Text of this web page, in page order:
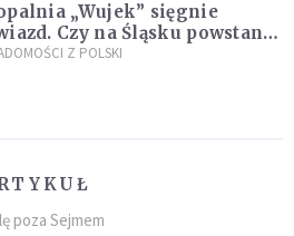
„Wujek” sięgnie
Czy na Śląsku powstanie
Krzemowa”?
Z POLSKI
poza Sejmem